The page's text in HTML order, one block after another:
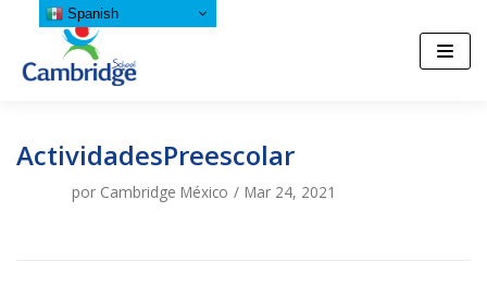
Saltar
al
ActividadesPreescolar
por Cambridge México Mar 24, 2021
Spanish